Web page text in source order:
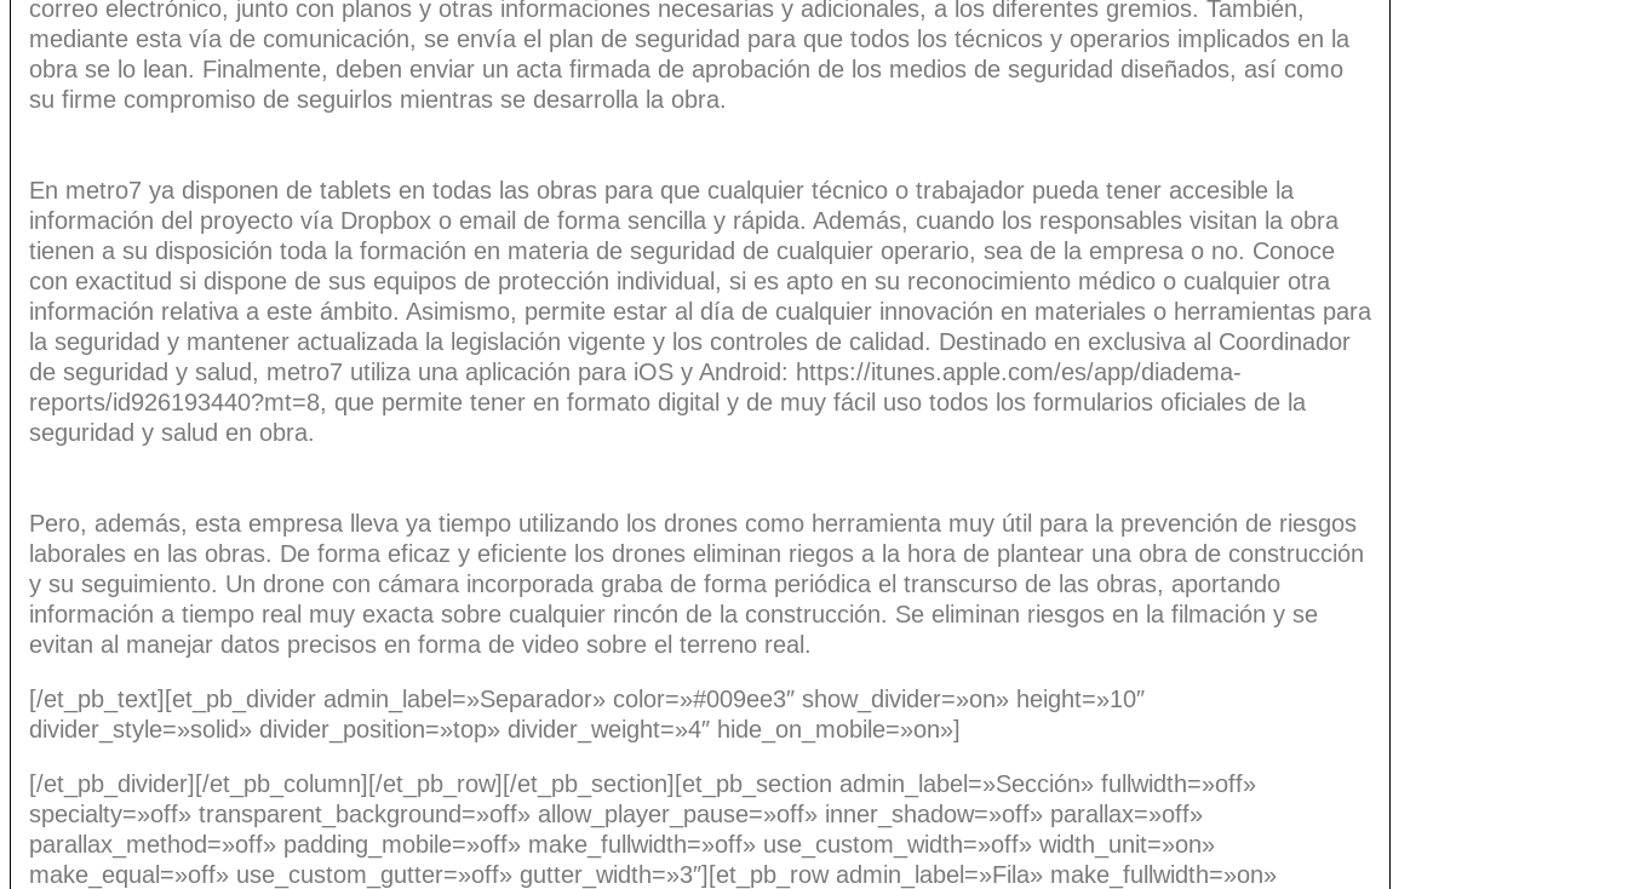
correo electrónico, junto con planos y otras informaciones necesarias y adicionales, a los diferentes gremios. También,
mediante esta vía de comunicación, se envía el plan de seguridad para que todos los técnicos y operarios implicados en la
obra se lo lean. Finalmente, deben enviar un acta firmada de aprobación de los medios de seguridad diseñados, así como
su firme compromiso de seguirlos mientras se desarrolla la obra.
En metro7 ya disponen de tablets en todas las obras para que cualquier técnico o trabajador pueda tener accesible la
información del proyecto vía Dropbox o email de forma sencilla y rápida. Además, cuando los responsables visitan la obra
tienen a su disposición toda la formación en materia de seguridad de cualquier operario, sea de la empresa o no. Conoce
con exactitud si dispone de sus equipos de protección individual, si es apto en su reconocimiento médico o cualquier otra
información relativa a este ámbito. Asimismo, permite estar al día de cualquier innovación en materiales o herramientas para
la seguridad y mantener actualizada la legislación vigente y los controles de calidad. Destinado en exclusiva al Coordinador
de seguridad y salud, metro7 utiliza una aplicación para iOS y Android: https://itunes.apple.com/es/app/diadema-
reports/id926193440?mt=8, que permite tener en formato digital y de muy fácil uso todos los formularios oficiales de la
seguridad y salud en obra.
Pero, además, esta empresa lleva ya tiempo utilizando los drones como herramienta muy útil para la prevención de riesgos
laborales en las obras. De forma eficaz y eficiente los drones eliminan riegos a la hora de plantear una obra de construcción
y su seguimiento. Un drone con cámara incorporada graba de forma periódica el transcurso de las obras, aportando
información a tiempo real muy exacta sobre cualquier rincón de la construcción. Se eliminan riesgos en la filmación y se
evitan al manejar datos precisos en forma de video sobre el terreno real.
[/et_pb_text][et_pb_divider admin_label=»Separador» color=»#009ee3″ show_divider=»on» height=»10″
divider_style=»solid» divider_position=»top» divider_weight=»4″ hide_on_mobile=»on»]
[/et_pb_divider][/et_pb_column][/et_pb_row][/et_pb_section][et_pb_section admin_label=»Sección» fullwidth=»off»
specialty=»off» transparent_background=»off» allow_player_pause=»off» inner_shadow=»off» parallax=»off»
parallax_method=»off» padding_mobile=»off» make_fullwidth=»off» use_custom_width=»off» width_unit=»on»
make_equal=»off» use_custom_gutter=»off» gutter_width=»3″][et_pb_row admin_label=»Fila» make_fullwidth=»on»